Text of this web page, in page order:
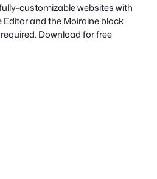
customizable websites with
Editor and the Moiraine block
Download for free